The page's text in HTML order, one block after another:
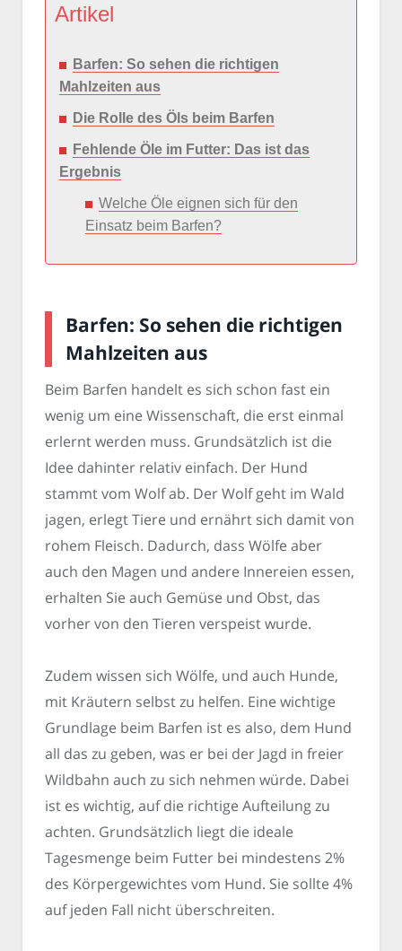
Artikel
Barfen: So sehen die richtigen
Mahlzeiten aus
Die Rolle des Öls beim Barfen
Fehlende Öle im Futter: Das ist das
Ergebnis
Welche Öle eignen sich für den
Einsatz beim Barfen?
Barfen: So sehen die richtigen
Mahlzeiten aus
Beim Barfen handelt es sich schon fast ein
wenig um eine Wissenschaft, die erst einmal
erlernt werden muss. Grundsätzlich ist die
Idee dahinter relativ einfach. Der Hund
stammt vom Wolf ab. Der Wolf geht im Wald
jagen, erlegt Tiere und ernährt sich damit von
rohem Fleisch. Dadurch, dass Wölfe aber
auch den Magen und andere Innereien essen,
erhalten Sie auch Gemüse und Obst, das
vorher von den Tieren verspeist wurde.
Zudem wissen sich Wölfe, und auch Hunde,
mit Kräutern selbst zu helfen. Eine wichtige
Grundlage beim Barfen ist es also, dem Hund
all das zu geben, was er bei der Jagd in freier
Wildbahn auch zu sich nehmen würde. Dabei
ist es wichtig, auf die richtige Aufteilung zu
achten. Grundsätzlich liegt die ideale
Tagesmenge beim Futter bei mindestens 2%
des Körpergewichtes vom Hund. Sie sollte 4%
auf jeden Fall nicht überschreiten.